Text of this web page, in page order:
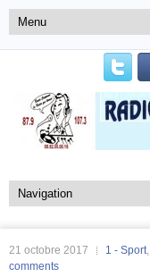
21 octobre 2017 1 - Sport,
comments